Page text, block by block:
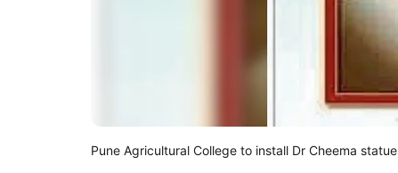
Pune Agricultural College to install Dr Cheema statue